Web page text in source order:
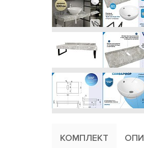
КОМПЛЕКТ